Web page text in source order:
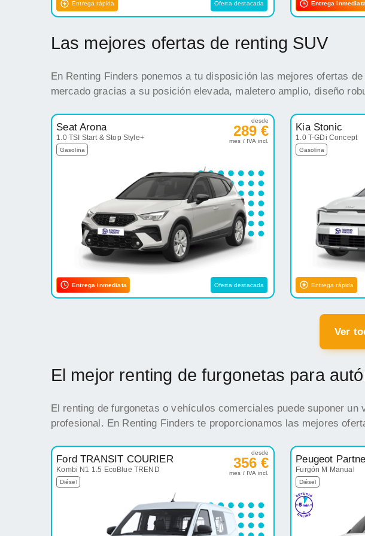
Entrega rápida Oferta destacada Entrega inmediata
Las mejores ofertas de renting SUV
En Renting Finders ponemos a tu disposición las mejores ofertas
mercado gracias a su posición elevada, maletero amplio, diseño
Seat Arona
1.0 TSI Start & Stop Style+
Gasolina
desde
289 €
mes / IVA incl.
Entrega inmediata Oferta destacada
Kia Stonic
1.0 T-GDi Concept
Gasolina
Entrega rápida
Ver
El mejor renting de furgonetas para
El renting de furgonetas o vehículos comerciales puede suponer
profesional. En Renting Finders te proporcionamos las mejores
Ford TRANSIT COURIER
Kombi N1 1.5 EcoBlue TREND
Diésel
desde
356 €
mes / IVA incl.
Peugeot
Furgón M Manual
Diésel